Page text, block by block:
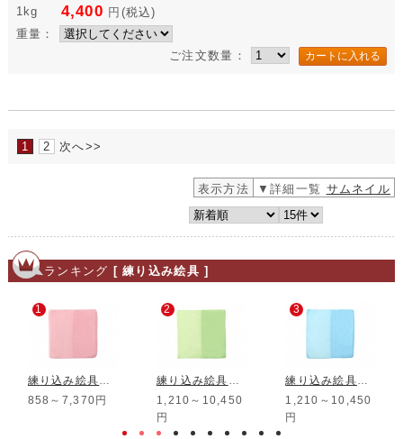
1kg 4,400 円 (税込)
重量：
ご注文数量：
1 2 次へ>>
表示方法 ▼詳細一覧 サムネイル
ランキング [ 練り込み絵具 ]
1
練り込み絵具 陶試紅
858～7,370円
2
練り込み絵具 黄緑
1,210～10,450
円
3
練り込み絵具 トルコブルー
1,210～10,450
円